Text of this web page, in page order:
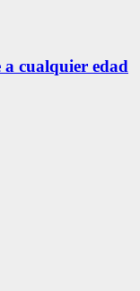
a cualquier edad